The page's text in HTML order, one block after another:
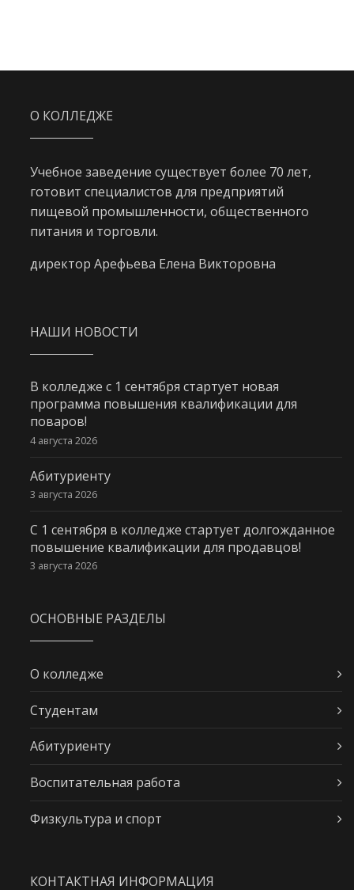
О КОЛЛЕДЖЕ
Учебное заведение существует более 70 лет,
готовит специалистов для предприятий
пищевой промышленности, общественного
питания и торговли.
директор Арефьева Елена Викторовна
НАШИ НОВОСТИ
В колледже с 1 сентября стартует новая
программа повышения квалификации для
поваров!
4 августа 2026
Абитуриенту
3 августа 2026
С 1 сентября в колледже стартует долгожданное
повышение квалификации для продавцов!
3 августа 2026
ОСНОВНЫЕ РАЗДЕЛЫ
О колледже
Студентам
Абитуриенту
Воспитательная работа
Физкультура и спорт
КОНТАКТНАЯ ИНФОРМАЦИЯ